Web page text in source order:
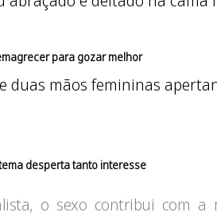
para gozar melhor
desperta tanto interesse
o sexo contribui com a